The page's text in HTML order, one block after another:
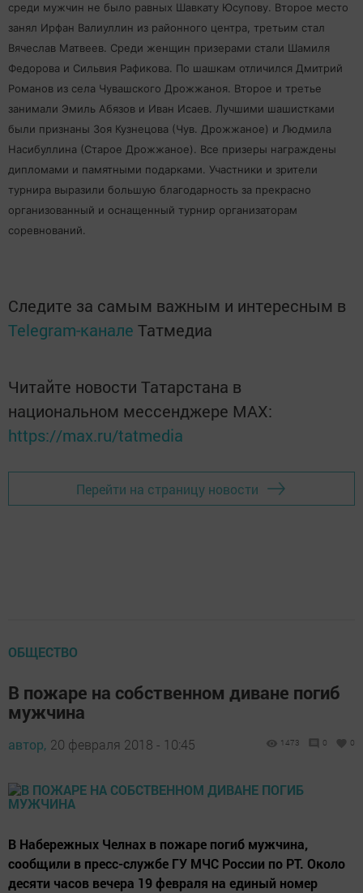
среди мужчин не было равных Шавкату Юсупову. Второе место
занял Ирфан Валиуллин из районного центра, третьим стал
Вячеслав Матвеев. Среди женщин призерами стали Шамиля
Федорова и Сильвия Рафикова. По шашкам отличился Дмитрий
Романов из села Чувашского Дрожжаноя. Второе и третье
занимали Эмиль Абязов и Иван Исаев. Лучшими шашистками
были признаны Зоя Кузнецова (Чув. Дрожжаное) и Людмила
Насибуллина (Старое Дрожжаное). Все призеры награждены
дипломами и памятными подарками. Участники и зрители
турнира выразили большую благодарность за прекрасно
организованный и оснащенный турнир организаторам
соревнований.
Следите за самым важным и интересным в
Telegram-канале Татмедиа
Читайте новости Татарстана в
национальном мессенджере MАХ:
https://max.ru/tatmedia
Перейти на страницу новости
ОБЩЕСТВО
В пожаре на собственном диване погиб
мужчина
автор, 20 февраля 2018 - 10:45 1473 0 0
В Набережных Челнах в пожаре погиб мужчина,
сообщили в пресс-службе ГУ МЧС России по РТ. Около
десяти часов вечера 19 февраля на единый номер